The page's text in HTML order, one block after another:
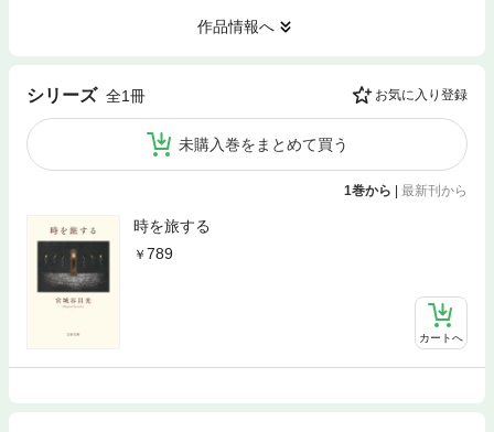
作品情報へ
シリーズ 全1冊 お気に入り登録
未購入巻をまとめて買う
1巻から | 最新刊から
時を旅する
789
カートへ